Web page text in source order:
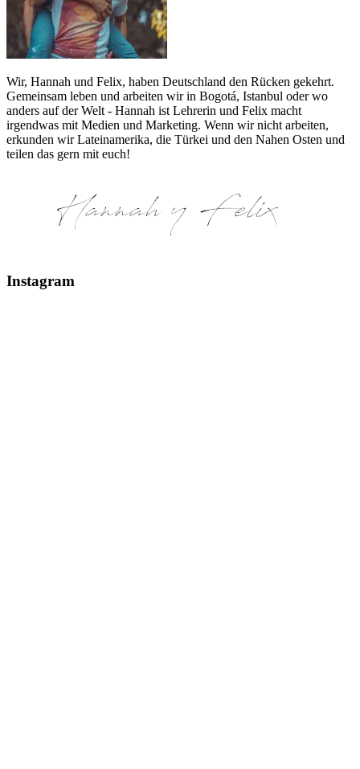
Wir, Hannah und Felix, haben Deutschland den Rücken gekehrt.
Gemeinsam leben und arbeiten wir in Bogotá, Istanbul oder wo
anders auf der Welt - Hannah ist Lehrerin und Felix macht
irgendwas mit Medien und Marketing. Wenn wir nicht arbeiten,
erkunden wir Lateinamerika, die Türkei und den Nahen Osten und
teilen das gern mit euch!
Instagram